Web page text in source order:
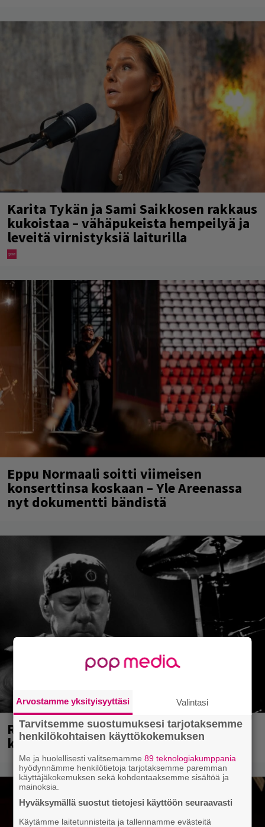
Karita Tykän ja Sami Saikkosen rakkaus
kukoistaa – vähäpukeista hempeilyä ja
leveitä virnistyksiä laiturilla
Eppu Normaali soitti viimeisen
konserttinsa koskaan – Yle Areenassa
nyt dokumentti bändistä
Rushin Neil Peartista ilmestyy ensi
kuussa dokumentti
Arvostamme yksityisyyttäsi Valintasi
Tarvitsemme suostumuksesi tarjotaksemme
henkilökohtaisen käyttökokemuksen
Me ja huolellisesti valitsemamme89 teknologiakumppania
hyödynnämme henkilötietoja tarjotaksemme paremman
käyttäjäkokemuksen sekä kohdentaaksemme sisältöä ja
mainoksia.
Hyväksymällä suostut tietojesi käyttöön seuraavasti
Käytämme laitetunnisteita ja tallennamme evästeitä